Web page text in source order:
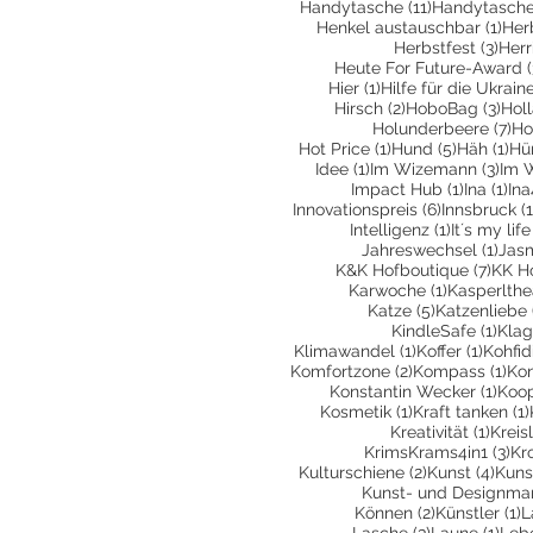
Handytasche (11)11 Beiträge
Henkel austauschbar (1)1
Herbstfest (3)3
Heute For Future-Award
Hier (1)1 Beitrag
Hilfe für die
Hirsch (2)2 Beiträge
HoboBag (3)3
Holunderbeere (7)7
Hot Price (1)1 Beitrag
Hund (5)5
Häh (1)1
Idee (1)1 Beitrag
Im Wizemann (3)3
Im
Impact Hub (1)1 Beitrag
Ina (1)1
Innovationspreis (6)6 Beiträge
Innsbruck
Intelligenz (1)1 Beitrag
It´s my life
Jahreswechsel (1) 1
K&K Hofboutique (7)7
KK
Karwoche (1)1 Beitrag
Katze (5)5 Beiträge
Katzenliebe
KindleSafe (1)1
Klimawandel (1)1 Beitrag
Koffer (1)1
Komfortzone (2)2 Beiträge
Kompass (1)1
Konstantin Wecker (1)1
Kosmetik (1)1 Beitrag
Kraft tanken (1)
Kreativität (1)1
KrimsKrams4in1 (3)3
Kulturschiene (2)2 Beiträge
Kunst (4)4
Kunst- und
Können (2)2 Beiträge
Künstler (1)